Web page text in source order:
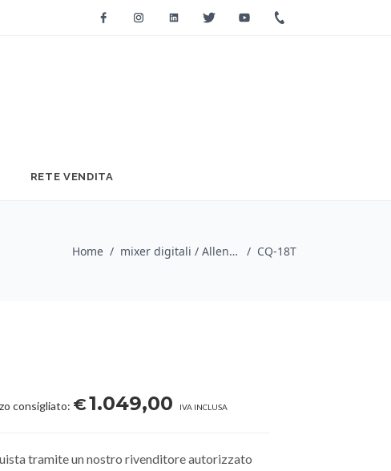
FacebookInstagramLinkedinTwitter Youtube
RETE VENDITA
Home / mixer digitali / Allen & Heath / CQ-18T
consigliato: €1.049,00 IVA INCLUSA
tramite un nostro rivenditore autorizzato